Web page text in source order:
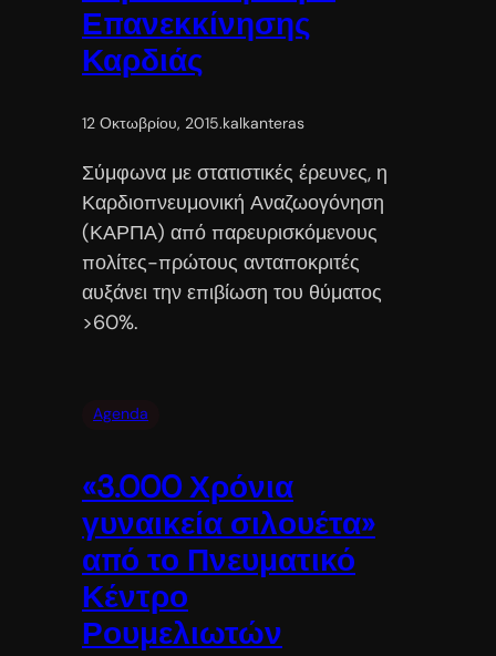
Επανεκκίνησης
Καρδιάς
12 Οκτωβρίου, 2015.kalkanteras
Σύμφωνα με στατιστικές έρευνες, η
Καρδιοπνευμονική Αναζωογόνηση
(ΚΑΡΠΑ) από παρευρισκόμενους
πολίτες-πρώτους ανταποκριτές
αυξάνει την επιβίωση του θύματος
>60%.
Agenda
«3.000 Χρόνια
γυναικεία σιλουέτα»
από το Πνευματικό
Κέντρο
Ρουμελιωτών